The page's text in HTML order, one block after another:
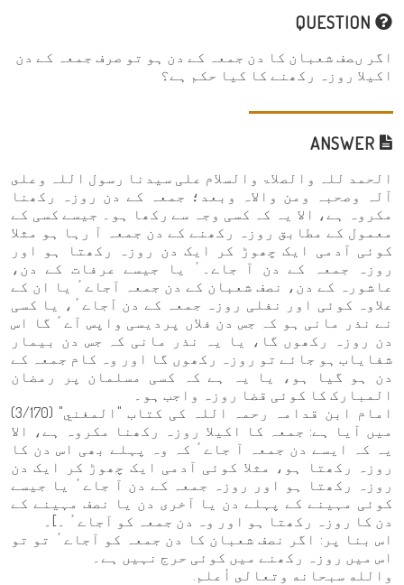
اگر ںصف شعبان کا دن جمعہ کے دن ہو تو صرف جمعہ کے دن
اکیلا روزہ رکھنے کا کیا حکم ہے؟
الحمد للہ والصلاۃ والسلام علی سیدنا رسول اللہ وعلى
آلہ وصحبہ ومن والاہ وبعد؛ جمعہ کے دن روزہ رکھنا
مکروہ ہے، الا یہ کہ کسی وجہ سے رکھا ہو۔ جیسے کسی کے
معمول کے مطابق روزہ رکھنے کے دن جمعہ آ رہا ہو مثلا
کوئی آدمی ایک چھوڑ کر ایک دن روزہ رکھتا ہو اور
روزہ جمعہ کے دن آ جاے۔ٴ یا جیسے عرفات کے دن،
عاشورہ کے دن، نصف شعبان کے دن جمعہ آجاےٴ یا ان کے
علاوہ کوئی اور نفلی روزہ جمعہ کے دن آجاےٴ، یا کسی
نے نذر مانی ہو کہ جس دن فلاں پردیسی واپس آےٴ گا اس
دن روزہ رکھوں گا، یا یہ نذر مانی کہ جس دن بیمار
شفایاب ہو جائے تو روزہ رکھوں گا اور وہ کام جمعہ کے
دن ہو گیا ہو، یا یہ ہے کہ کسی مسلمان پر رمضان
المبارک کا کوئی قضا روزہ واجب ہو۔
امام ابن قدامہ رحمہ اللہ کی کتاب "المغني" (3/170)
میں آیا ہے: جمعہ کا اکیلا روزہ رکھنا مکروہ ہے، الا
یہ کہ ایسے دن جمعہ آ جاےٴ کہ وہ پہلے بھی اس دن کا
روزہ رکھتا ہو، مثلا کوئی آدمی ایک چھوڑ کر ایک دن
روزہ رکھتا ہو اور روزہ جمعہ کے دن آ جاےٴ یا جیسے
کوئی مہینے کے پہلے دن یا آخری دن یا نصف مہینے کے
دن کا روزہ رکھتا ہو اور وہ دن جمعہ کو آجاےٴ ۔]۔
اس بنا پر: اگر نصف شعبان کا دن جمعہ کو آجاےٴ تو تو
اس میں روزہ رکھنے میں کوئی حرج نہیں ہے۔
والله سبحانه وتعالى أعلم.